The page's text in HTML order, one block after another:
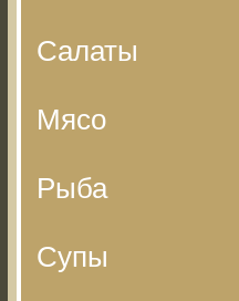
Салаты
Мясо
Рыба
Супы